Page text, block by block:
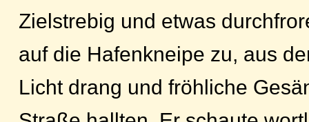
Zielstrebig und etwas
auf die Hafenkneipe zu, aus
Licht drang und fröhliche